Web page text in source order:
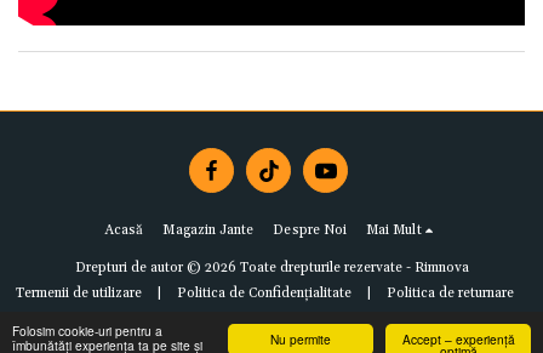
Accept – experiență
Nu permite
Folosim cookie-uri pentru a
îmbunătăți experiența ta pe site și
Acasă Magazin Jante Despre Noi Mai Mult
Drepturi de autor © 2026 Toate drepturile rezervate - Rimnova
Termenii de utilizare| Politica de Confidențialitate| Politica de returnare